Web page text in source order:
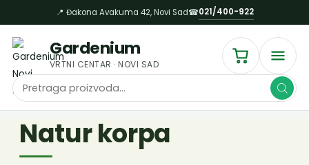
на
садржај
📍 Đakona Avakuma 42, Novi Sad☎021/400-922
Gardenium
VRTNI CENTAR · NOVI SAD
Products
search
Natur korpa